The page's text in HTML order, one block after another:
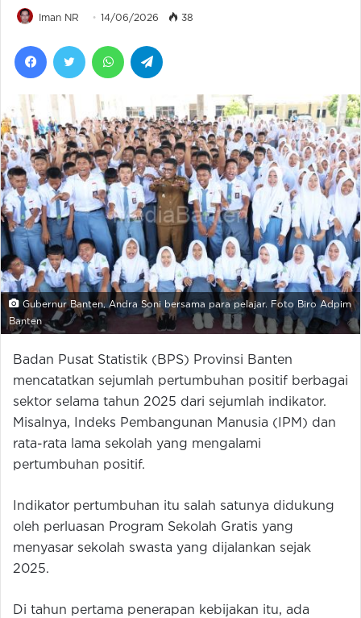
Iman NR 14/06/2026 38
FacebookTwitter WhatsApp
Gubernur Banten, Andra Soni bersama para pelajar. Foto Biro Adpim
Banten
Badan Pusat Statistik (BPS) Provinsi Banten
mencatatkan sejumlah pertumbuhan positif berbagai
sektor selama tahun 2025 dari sejumlah indikator.
Misalnya, Indeks Pembangunan Manusia (IPM) dan
rata-rata lama sekolah yang mengalami
pertumbuhan positif.
Indikator pertumbuhan itu salah satunya didukung
oleh perluasan Program Sekolah Gratis yang
menyasar sekolah swasta yang dijalankan sejak
2025.
Di tahun pertama penerapan kebijakan itu, ada